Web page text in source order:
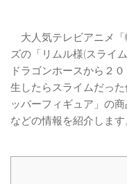
大人気テレビアニメ「
ズの「リムル様(スライ
ドラゴンホースから２
生したらスライムだっ
ッパーフィギュア」の
などの情報を紹介します